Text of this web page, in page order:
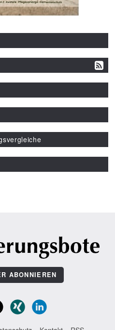
ABONNIEREN